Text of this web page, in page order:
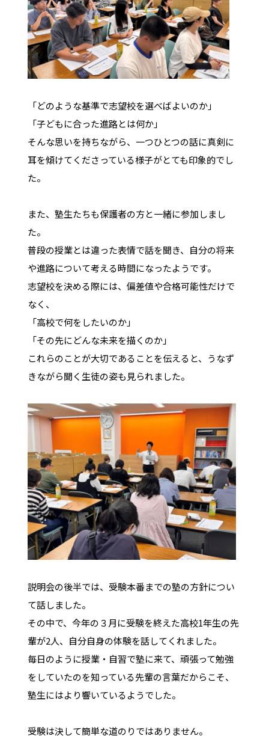
「どのような基準で志望校を選べばよいのか」
「子どもに合った進路とは何か」
――そんな思いを持ちながら、一つひとつの話に真剣に
耳を傾けてくださっている様子がとても印象的でし
た。
また、塾生たちも保護者の方と一緒に参加しまし
た。
普段の授業とは違った表情で話を聞き、自分の将来
や進路について考える時間になったようです。
志望校を決める際には、偏差値や合格可能性だけで
なく、
「高校で何をしたいのか」
「その先にどんな未来を描くのか」
これらのことが大切であることを伝えると、うなず
きながら聞く生徒の姿も見られました。
説明会の後半では、受験本番までの塾の方針につい
て話しました。
その中で、今年の３月に受験を終えた高校1年生の先
輩が2人、自分自身の体験を話してくれました。
毎日のように授業・自習で塾に来て、頑張って勉強
をしていたのを知っている先輩の言葉だからこそ、
塾生にはより響いているようでした。
受験は決して簡単な道のりではありません。